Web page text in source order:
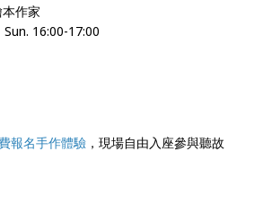
作家
16:00-17:00
報名手作體驗 ，現場自由入座參與聽故